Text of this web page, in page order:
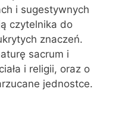
i sugestywnych
czytelnika do
znaczeń.
sacrum i
i religii, oraz o
jednostce.